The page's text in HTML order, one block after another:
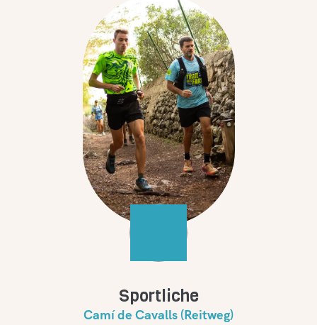
Sportliche
Camí de Cavalls (Reitweg)